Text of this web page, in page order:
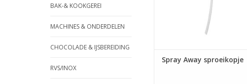
BAK-& KOOKGEREI
MACHINES & ONDERDELEN
CHOCOLADE & IJSBEREIDING
RVS/INOX
toiletkranen, bedieningspanelen
en tiptoetsen. (NIET GESCHIKT
VOOR LCD SCHERMEN).
Spray Away sproeikopje